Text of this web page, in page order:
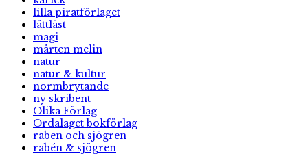
lilla piratförlaget
lättläst
magi
mårten melin
natur
natur & kultur
normbrytande
ny skribent
Olika Förlag
Ordalaget bokförlag
raben och sjögren
rabén & sjögren